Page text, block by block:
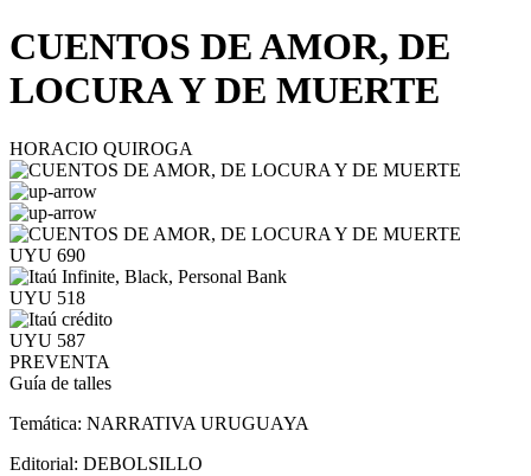
CUENTOS DE AMOR, DE
LOCURA Y DE MUERTE
HORACIO QUIROGA
UYU 690
UYU 518
UYU 587
PREVENTA
Guía de talles
Temática: NARRATIVA URUGUAYA
Editorial: DEBOLSILLO